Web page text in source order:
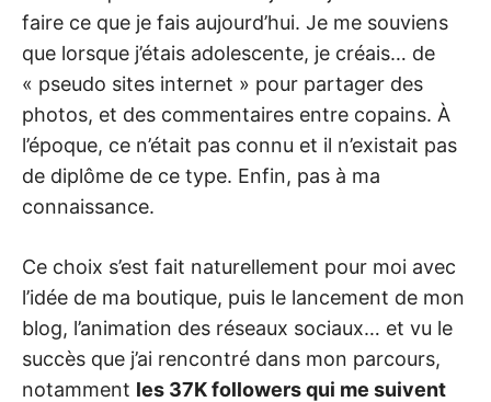
faire ce que je fais aujourd’hui. Je me souviens
que lorsque j’étais adolescente, je créais… de
« pseudo sites internet » pour partager des
photos, et des commentaires entre copains. À
l’époque, ce n’était pas connu et il n’existait pas
de diplôme de ce type. Enfin, pas à ma
connaissance.
Ce choix s’est fait naturellement pour moi avec
l’idée de ma boutique, puis le lancement de mon
blog, l’animation des réseaux sociaux… et vu le
succès que j’ai rencontré dans mon parcours,
notamment les 37K followers qui me suivent